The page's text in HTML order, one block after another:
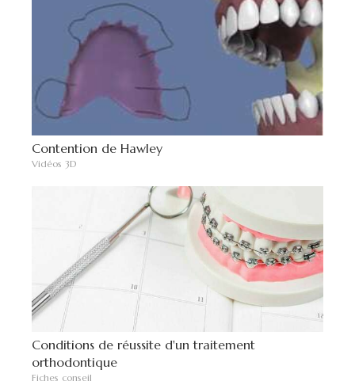
Contention de Hawley
Vidéos 3D
Conditions de réussite d'un traitement
orthodontique
Fiches conseil